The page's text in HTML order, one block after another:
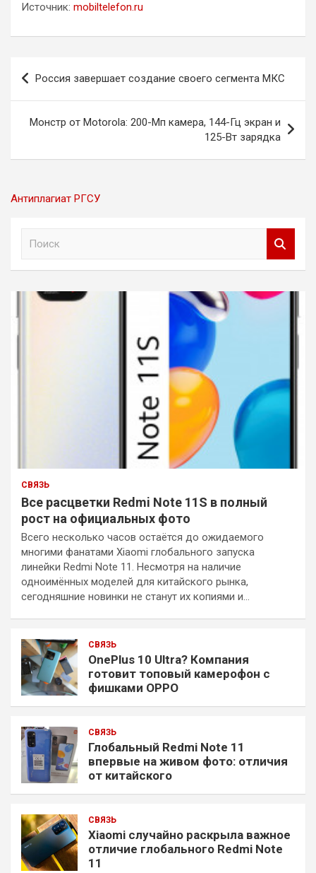
Источник: mobiltelefon.ru
Навигация
по
записям
Россия завершает создание своего сегмента МКС
Монстр от Motorola: 200-Мп камера, 144-Гц экран и
125-Вт зарядка
Антиплагиат РГСУ
к
СВЯЗЬ
Все расцветки Redmi Note 11S в полный
рост на официальных фото
Всего несколько часов остаётся до ожидаемого
многими фанатами Xiaomi глобального запуска
линейки Redmi Note 11. Несмотря на наличие
одноимённых моделей для китайского рынка,
сегодняшние новинки не станут их копиями и…
СВЯЗЬ
OnePlus 10 Ultra? Компания
готовит топовый камерофон с
фишками OPPO
СВЯЗЬ
Глобальный Redmi Note 11
впервые на живом фото: отличия
от китайского
СВЯЗЬ
Xiaomi случайно раскрыла важное
отличие глобального Redmi Note
11